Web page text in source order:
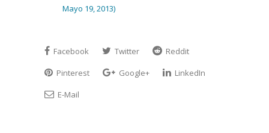
Mayo 19, 2013)
Facebook Twitter
Reddit
Pinterest
Google+
LinkedIn
E-Mail